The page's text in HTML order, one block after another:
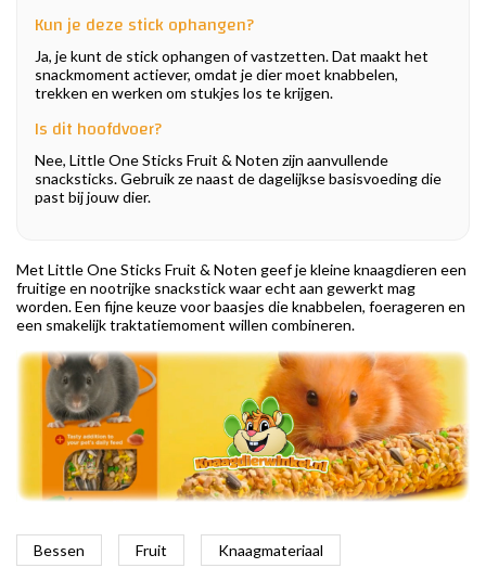
Kun je deze stick ophangen?
Ja, je kunt de stick ophangen of vastzetten. Dat maakt het
snackmoment actiever, omdat je dier moet knabbelen,
trekken en werken om stukjes los te krijgen.
Is dit hoofdvoer?
Nee, Little One Sticks Fruit & Noten zijn aanvullende
snacksticks. Gebruik ze naast de dagelijkse basisvoeding die
past bij jouw dier.
Met Little One Sticks Fruit & Noten geef je kleine knaagdieren een
fruitige en nootrijke snackstick waar echt aan gewerkt mag
worden. Een fijne keuze voor baasjes die knabbelen, foerageren en
een smakelijk traktatiemoment willen combineren.
Bessen Fruit Knaagmateriaal